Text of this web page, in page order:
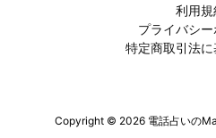
利用規
プライバシ
特定商取引法
Copyright © 2026 電話占いの